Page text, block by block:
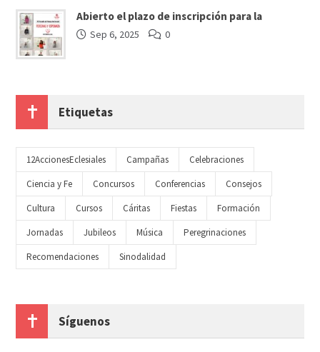
Abierto el plazo de inscripción para la
Sep 6, 2025 0
Etiquetas
12AccionesEclesiales Campañas
Celebraciones
Ciencia y Fe
Concursos Conferencias
Consejos
Cultura
Cursos Cáritas Fiestas
Formación
Jornadas
Jubileos Música
Peregrinaciones
Recomendaciones
Sinodalidad
Síguenos